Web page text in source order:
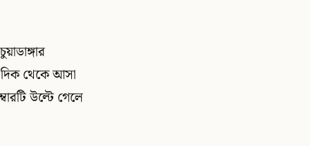
থেকে আসা
উল্টে গেলে